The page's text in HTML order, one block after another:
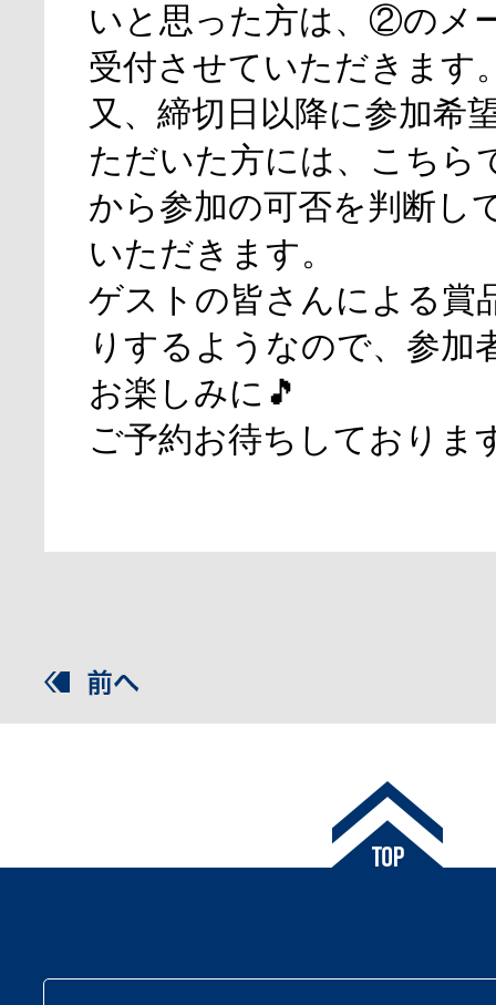
いと思った方は、②のメ
受付させていただきます
又、締切日以降に参加希
ただいた方には、こちら
から参加の可否を判断し
いただきます。
ゲストの皆さんによる賞
りするようなので、参加
お楽しみに🎵
ご予約お待ちしておりま